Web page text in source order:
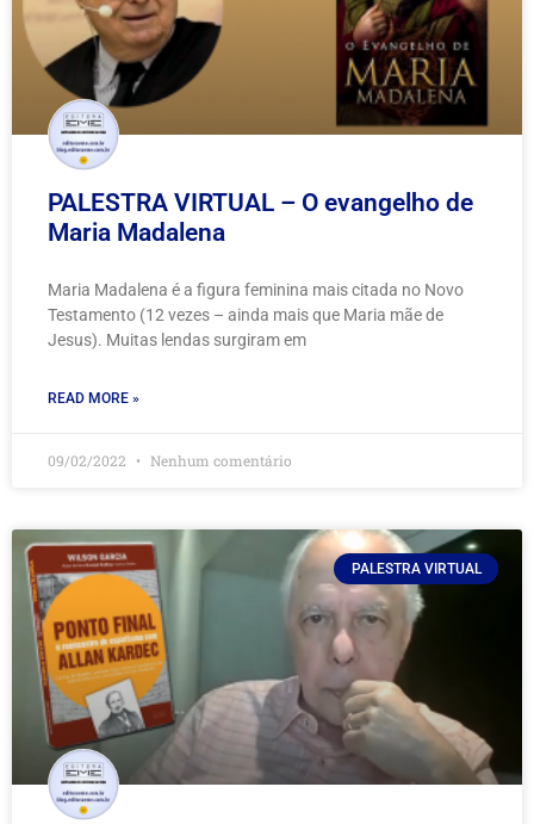
PALESTRA VIRTUAL – O evangelho de
Maria Madalena
Maria Madalena é a figura feminina mais citada no Novo
Testamento (12 vezes – ainda mais que Maria mãe de
Jesus). Muitas lendas surgiram em
READ MORE »
09/02/2022 Nenhum comentário
PALESTRA VIRTUAL